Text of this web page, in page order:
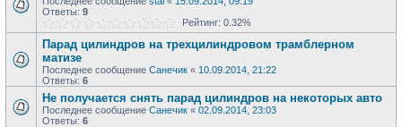
Ответы: 9
Рейтинг: 0.32%
Парад цилиндров на трехцилиндровом трамблерном
матизе
Последнее сообщение Санечик « 10.09.2014, 21:22
Ответы: 6
Не получается снять парад цилиндров на некоторых авто
Последнее сообщение Санечик « 02.09.2014, 23:03
Ответы: 6